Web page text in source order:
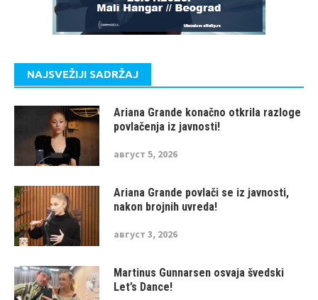
NAJSVEŽIJI SADRŽAJ
Ariana Grande konačno otkrila razloge
povlačenja iz javnosti!
август 5, 2026
Ariana Grande povlači se iz javnosti,
nakon brojnih uvreda!
август 3, 2026
Martinus Gunnarsen osvaja švedski
Let’s Dance!